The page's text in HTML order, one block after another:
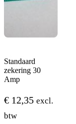
Standaard
zekering 30
Amp
€ 12,35 excl.
btw